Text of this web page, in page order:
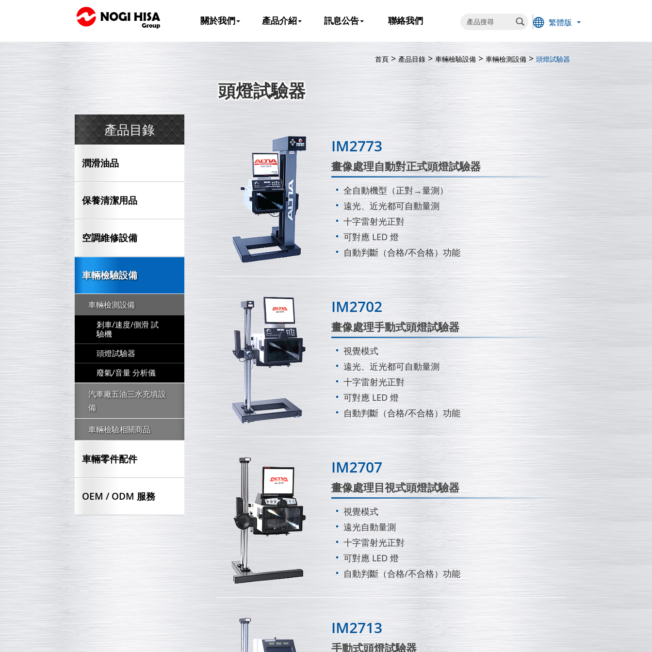
關於我們 產品介紹 訊息公告 聯絡我們 繁體版
產品目錄
潤滑油品
保養清潔用品
空調維修設備
車輛檢驗設備
車輛檢測設備
剎車/速度/側滑 試
驗機
頭燈試驗器
廢氣/音量 分析儀
汽車廠五油三水充填設
備
車輛檢驗相關商品
車輛零件配件
OEM / ODM 服務
首頁 產品目錄 車輛檢驗設備 車輛檢測設備 頭燈試驗器
頭燈試驗器
IM2773
畫像處理自動對正式頭燈試驗器
全自動機型（正對→量測）
遠光、近光都可自動量測
十字雷射光正對
可對應 LED 燈
自動判斷（合格/不合格）功能
IM2702
畫像處理手動式頭燈試驗器
視覺模式
遠光、近光都可自動量測
十字雷射光正對
可對應 LED 燈
自動判斷（合格/不合格）功能
IM2707
畫像處理目視式頭燈試驗器
視覺模式
遠光自動量測
十字雷射光正對
可對應 LED 燈
自動判斷（合格/不合格）功能
IM2713
手動式頭燈試驗器